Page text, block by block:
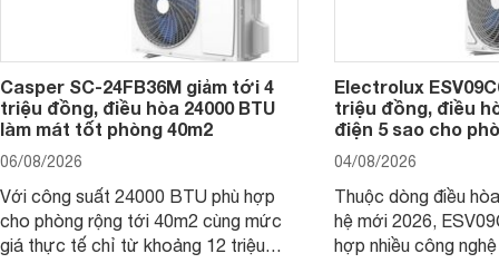
Casper SC-24FB36M giảm tới 4
triệu đồng, điều hòa 24000 BTU
làm mát tốt phòng 40m2
06/08/2026
Với công suất 24000 BTU phù hợp
cho phòng rộng tới 40m2 cùng mức
giá thực tế chỉ từ khoảng 12 triệu
Electrolux
triệu đồng, điều
điện 5 sao cho
04/08/2026
Thuộc dòng điều
hệ mới 2026,
hợp nhiều công